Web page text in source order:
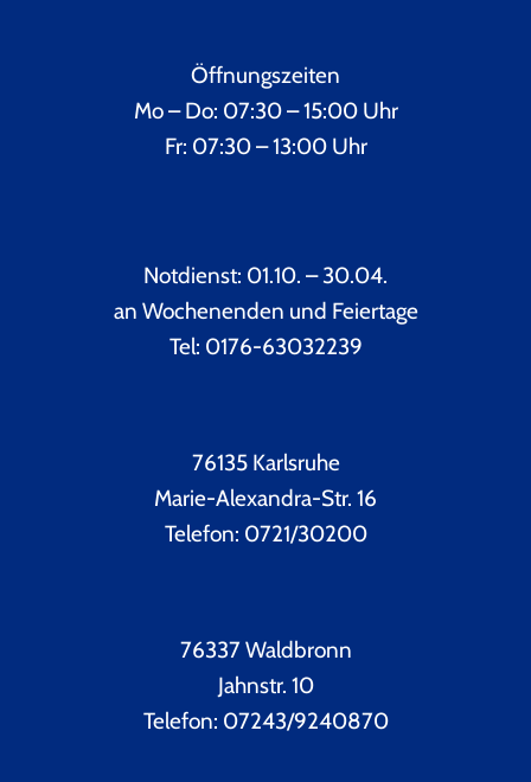
Öffnungszeiten
Mo – Do: 07:30 – 15:00 Uhr
Fr: 07:30 – 13:00 Uhr
Notdienst: 01.10. – 30.04.
an Wochenenden und Feiertage
Tel: 0176-63032239
76135 Karlsruhe
Marie-Alexandra-Str. 16
Telefon: 0721/30200
76337 Waldbronn
Jahnstr. 10
Telefon: 07243/9240870